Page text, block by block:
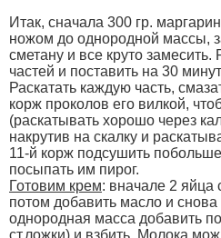
Итак, сначала 300 гр.
ножом до однородной массы,
сметану и все круто замесить.
частей и поставить на 30
Раскатать каждую часть,
корж проколов его вилкой,
(раскатывать хорошо через
накрутив на скалку и
11-й корж подсушить
посыпать им пирог.
Готовим крем: вначале 2 яйца
потом добавить масло и снова
однородная масса добавить